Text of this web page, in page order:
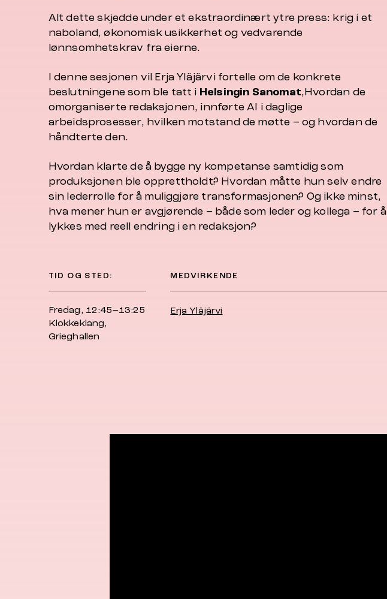
Alt dette skjedde under et ekstraordinært ytre press: krig i et
naboland, økonomisk usikkerhet og vedvarende
lønnsomhetskrav fra eierne.
I denne sesjonen vil Erja Yläjärvi fortelle om de konkrete
beslutningene som ble tatt i Helsingin Sanomat,Hvordan de
omorganiserte redaksjonen, innførte AI i daglige
arbeidsprosesser, hvilken motstand de møtte – og hvordan de
håndterte den.
Hvordan klarte de å bygge ny kompetanse samtidig som
produksjonen ble opprettholdt? Hvordan måtte hun selv endre
sin lederrolle for å muliggjøre transformasjonen? Og ikke minst,
hva mener hun er avgjørende – både som leder og kollega – for å
lykkes med reell endring i en redaksjon?
TID OG STED:
Fredag, 12:45–13:25
Klokkeklang,
Grieghallen
MEDVIRKENDE
Erja Yläjärvi